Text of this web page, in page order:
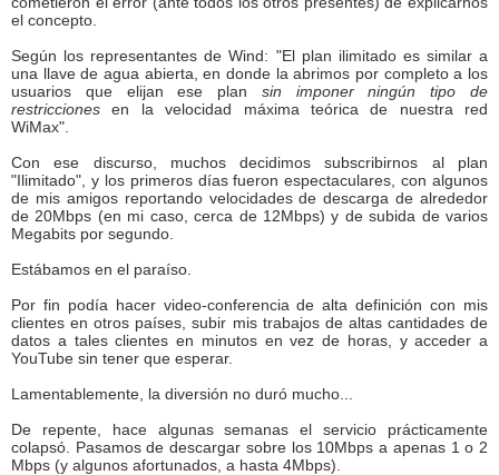
el concepto.
Según los representantes de Wind: "El plan ilimitado es similar a
una llave de agua abierta, en donde la abrimos por completo a los
usuarios que elijan ese plan sin imponer ningún tipo de
restricciones en la velocidad máxima teórica de nuestra red
WiMax".
Con ese discurso, muchos decidimos subscribirnos al plan
"Ilimitado", y los primeros días fueron espectaculares, con algunos
de mis amigos reportando velocidades de descarga de alrededor
de 20Mbps (en mi caso, cerca de 12Mbps) y de subida de varios
Megabits por segundo.
Estábamos en el paraíso.
Por fin podía hacer video-conferencia de alta definición con mis
clientes en otros países, subir mis trabajos de altas cantidades de
datos a tales clientes en minutos en vez de horas, y acceder a
YouTube sin tener que esperar.
Lamentablemente, la diversión no duró mucho...
De repente, hace algunas semanas el servicio prácticamente
colapsó. Pasamos de descargar sobre los 10Mbps a apenas 1 o 2
Mbps (y algunos afortunados, a hasta 4Mbps).